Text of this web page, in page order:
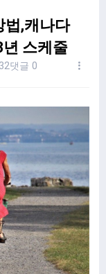
법,캐나다
스케줄
댓글 0